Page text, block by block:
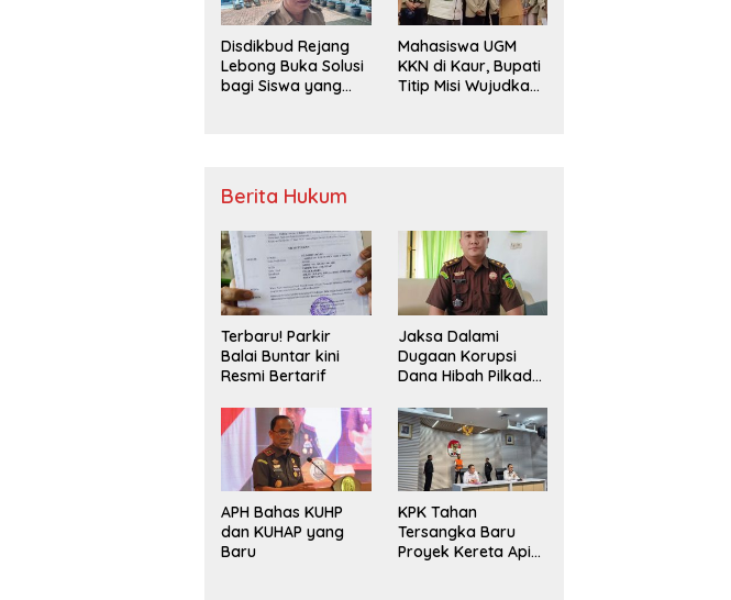
Disdikbud Rejang
Lebong Buka Solusi
bagi Siswa yang
Mahasiswa UGM
KKN di Kaur, Bupati
Titip Misi Wujudkan
Berita Hukum
Terbaru! Parkir
Balai Buntar kini
Resmi Bertarif
Jaksa Dalami
Dugaan Korupsi
Dana Hibah Pilkada
Kaur
APH Bahas KUHP
dan KUHAP yang
Baru
KPK Tahan
Tersangka Baru
Proyek Kereta Api